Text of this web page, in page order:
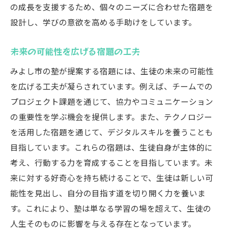
の成長を支援するため、個々のニーズに合わせた宿題を
設計し、学びの意欲を高める手助けをしています。
未来の可能性を広げる宿題の工夫
みよし市の塾が提案する宿題には、生徒の未来の可能性
を広げる工夫が凝らされています。例えば、チームでの
プロジェクト課題を通じて、協力やコミュニケーション
の重要性を学ぶ機会を提供します。また、テクノロジー
を活用した宿題を通じて、デジタルスキルを養うことも
目指しています。これらの宿題は、生徒自身が主体的に
考え、行動する力を育成することを目指しています。未
来に対する好奇心を持ち続けることで、生徒は新しい可
能性を見出し、自分の目指す道を切り開く力を養いま
す。これにより、塾は単なる学習の場を超えて、生徒の
人生そのものに影響を与える存在となっています。